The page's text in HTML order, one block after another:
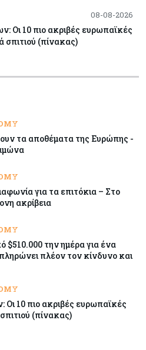
08-08-2026
Οι 10 πιο ακριβές ευρωπαϊκές
σπιτιού (πίνακας)
08-08-2026
την Ευρώπη, αλλά οι
ασφαλισμένες
08-08-2026
τράπεζες αφήνουν τις αγορές
τα αποθέματα της Ευρώπης -
για τα επιτόκια – Στο
ακρίβεια
την ημέρα για ένα
πλέον τον κίνδυνο και
Οι 10 πιο ακριβές ευρωπαϊκές
(πίνακας)